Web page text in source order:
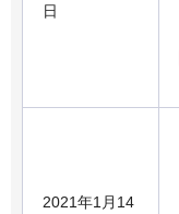
日
2021年1月14